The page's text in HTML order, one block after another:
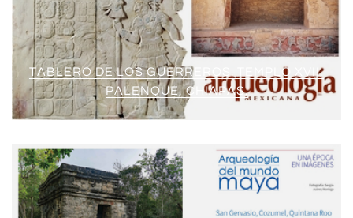
TABLERO DE LOS GUERREROS. TEMPLO XVII,
PALENQUE, CHIAPAS.